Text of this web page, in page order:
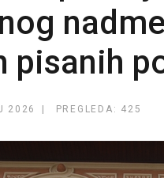
pisanih
2026 PREGLEDA: 425